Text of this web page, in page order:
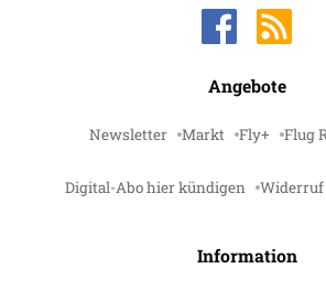
Angebote
Newsletter Markt Fly+ Flug
Digital-Abo hier kündigen Widerruf
Information